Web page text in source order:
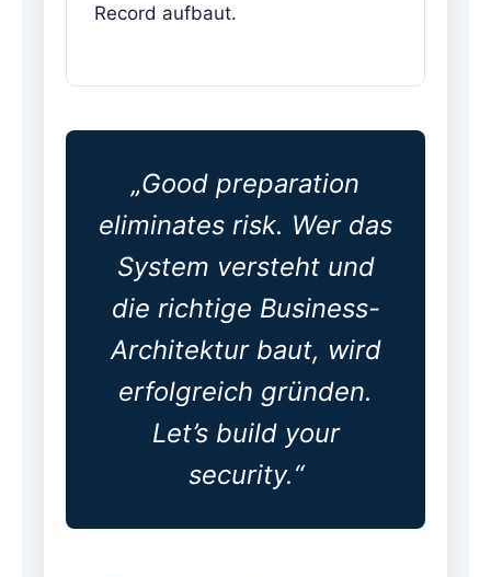
Record aufbaut.
„Good preparation
eliminates risk. Wer das
System versteht und
die richtige Business-
Architektur baut, wird
erfolgreich gründen.
Let’s build your
security.“